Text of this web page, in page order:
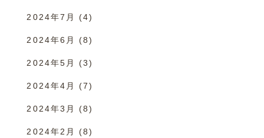
2024年7月 (4)
2024年6月 (8)
2024年5月 (3)
2024年4月 (7)
2024年3月 (8)
2024年2月 (8)